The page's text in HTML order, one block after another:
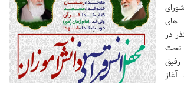
های
در
تحت